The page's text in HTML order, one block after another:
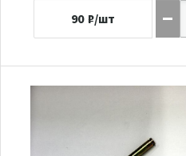
90 ₽/шт